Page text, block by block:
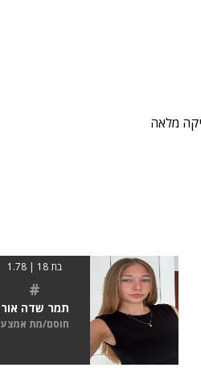
מלאה
בת 18 | 1.78
#
תמר שדה אור
חוסם/מת אמצע